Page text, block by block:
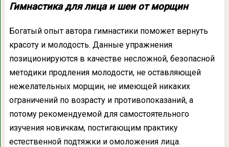
Гимнастика для лица и шеи от морщин
Богатый опыт автора гимнастики поможет вернуть
красоту и молодость. Данные упражнения
позиционируются в качестве несложной, безопасной
методики продления молодости, не оставляющей
нежелательных морщин, не имеющей никаких
ограничений по возрасту и противопоказаний, а
потому рекомендуемой для самостоятельного
изучения новичкам, постигающим практику
естественной подтяжки и омоложения лица.